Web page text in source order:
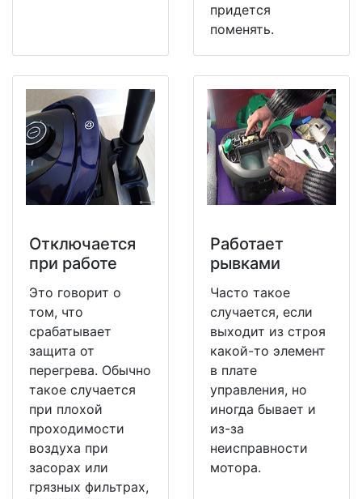
придется
поменять.
Отключается
при работе
Это говорит о
том, что
срабатывает
защита от
перегрева. Обычно
такое случается
при плохой
проходимости
воздуха при
засорах или
грязных фильтрах,
Работает
рывками
Часто такое
случается, если
выходит из строя
какой-то элемент
в плате
управления, но
иногда бывает и
из-за
неисправности
мотора.